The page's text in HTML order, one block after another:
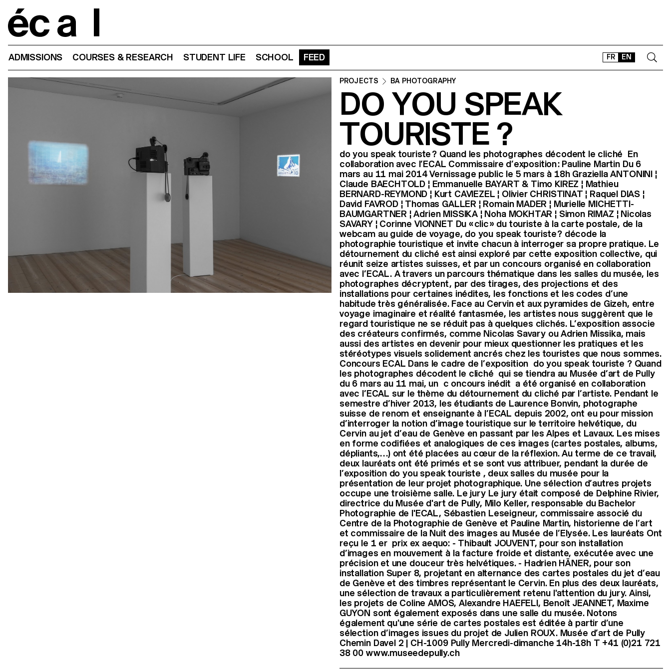
FR EN
ADMISSIONS COURSES & RESEARCH STUDENT LIFE SCHOOL FEED
Instagram
Facebook
LinkedIn
Vimeo
PROJECTS BA PHOTOGRAPHY
DO YOU SPEAK
TOURISTE ?
do you speak touriste ? Quand les photographes décodent le cliché En
collaboration avec l’ECAL Commissaire d’exposition : Pauline Martin Du 6
mars au 11 mai 2014 Vernissage public le 5 mars à 18h Graziella ANTONINI ¦
Claude BAECHTOLD ¦ Emmanuelle BAYART & Timo KIREZ ¦ Mathieu
BERNARD-REYMOND ¦ Kurt CAVIEZEL ¦ Olivier CHRISTINAT ¦ Raquel DIAS ¦
David FAVROD ¦ Thomas GALLER ¦ Romain MADER ¦ Murielle MICHETTI-
BAUMGARTNER ¦ Adrien MISSIKA ¦ Noha MOKHTAR ¦ Simon RIMAZ ¦ Nicolas
SAVARY ¦ Corinne VIONNET Du « clic » du touriste à la carte postale, de la
webcam au guide de voyage, do you speak touriste ? décode la
photographie touristique et invite chacun à interroger sa propre pratique. Le
détournement du cliché est ainsi exploré par cette exposition collective, qui
réunit seize artistes suisses, et par un concours organisé en collaboration
avec l’ECAL. A travers un parcours thématique dans les salles du musée, les
photographes décryptent, par des tirages, des projections et des
installations pour certaines inédites, les fonctions et les codes d’une
habitude très généralisée. Face au Cervin et aux pyramides de Gizeh, entre
voyage imaginaire et réalité fantasmée, les artistes nous suggèrent que le
regard touristique ne se réduit pas à quelques clichés. L’exposition associe
des créateurs confirmés, comme Nicolas Savary ou Adrien Missika, mais
aussi des artistes en devenir pour mieux questionner les pratiques et les
stéréotypes visuels solidement ancrés chez les touristes que nous sommes.
Concours ECAL Dans le cadre de l’exposition do you speak touriste ? Quand
les photographes décodent le cliché qui se tiendra au Musée d’art de Pully
du 6 mars au 11 mai, un c oncours inédit a été organisé en collaboration
avec l’ECAL sur le thème du détournement du cliché par l’artiste. Pendant le
semestre d’hiver 2013, les étudiants de Laurence Bonvin, photographe
suisse de renom et enseignante à l’ECAL depuis 2002, ont eu pour mission
d’interroger la notion d’image touristique sur le territoire helvétique, du
Cervin au jet d’eau de Genève en passant par les Alpes et Lavaux. Les mises
en forme codifiées et analogiques de ces images (cartes postales, albums,
dépliants,…) ont été placées au cœur de la réflexion. Au terme de ce travail,
deux lauréats ont été primés et se sont vus attribuer, pendant la durée de
l’exposition do you speak touriste , deux salles du musée pour la
présentation de leur projet photographique. Une sélection d’autres projets
occupe une troisième salle. Le jury Le jury était composé de Delphine Rivier,
directrice du Musée d'art de Pully, Milo Keller, responsable du Bachelor
Photographie de l'ECAL, Sébastien Leseigneur, commissaire associé du
Centre de la Photographie de Genève et Pauline Martin, historienne de l’art
et commissaire de la Nuit des images au Musée de l’Elysée. Les lauréats Ont
reçu le 1 er prix ex aequo: - Thibault JOUVENT, pour son installation
d’images en mouvement à la facture froide et distante, exécutée avec une
précision et une douceur très helvétiques. - Hadrien HÄNER, pour son
installation Super 8, projetant en alternance des cartes postales du jet d’eau
de Genève et des timbres représentant le Cervin. En plus des deux lauréats,
une sélection de travaux a particulièrement retenu l'attention du jury. Ainsi,
les projets de Coline AMOS, Alexandre HAEFELI, Benoît JEANNET, Maxime
GUYON sont également exposés dans une salle du musée. Notons
également qu'une série de cartes postales est éditée à partir d’une
sélection d’images issues du projet de Julien ROUX. Musée d’art de Pully
Chemin Davel 2 | CH-1009 Pully Mercredi-dimanche 14h-18h T +41 (0)21 721
38 00 www.museedepully.ch